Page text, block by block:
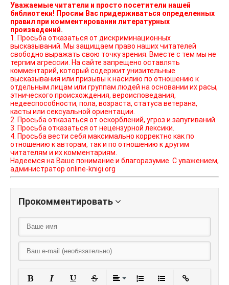
Уважаемые читатели и просто посетители нашей
библиотеки! Просим Вас придерживаться определенных
правил при комментировании литературных
произведений.
1. Просьба отказаться от дискриминационных
высказываний. Мы защищаем право наших читателей
свободно выражать свою точку зрения. Вместе с тем мы не
терпим агрессии. На сайте запрещено оставлять
комментарий, который содержит унизительные
высказывания или призывы к насилию по отношению к
отдельным лицам или группам людей на основании их расы,
этнического происхождения, вероисповедания,
недееспособности, пола, возраста, статуса ветерана,
касты или сексуальной ориентации.
2. Просьба отказаться от оскорблений, угроз и запугиваний.
3. Просьба отказаться от нецензурной лексики.
4. Просьба вести себя максимально корректно как по
отношению к авторам, так и по отношению к другим
читателям и их комментариям.
Надеемся на Ваше понимание и благоразумие. С уважением,
администратор online-knigi.org
Прокомментировать